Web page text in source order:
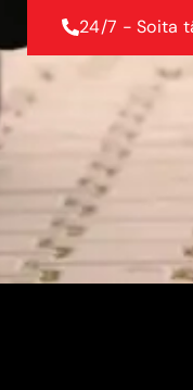
24/7 - Soita